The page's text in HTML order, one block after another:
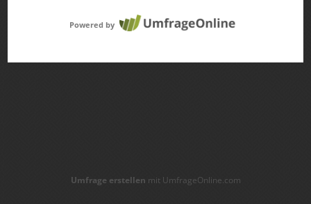
Powered by
Umfrage erstellen mit UmfrageOnline.com